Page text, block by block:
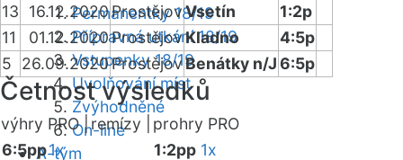
Permanentky 18/19
Přípravná utkání 18/19
Vstupenky 18/19
Uvolňování míst
Zvýhodněné
On-line
A-tým
13 16.12.2020ProstějovVsetín
1:2p
11
01.12.2020ProstějovKladno
4:5p
5
26.09.2020ProstějovBenátky n/J6:5p
Četnost výsledků
výhry PRO |remízy |
prohry PRO
6:5pp1x 1:2pp 1x